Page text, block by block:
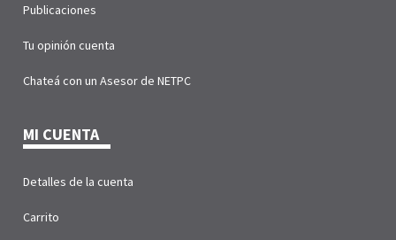
Publicaciones
Tu opinión cuenta
Chateá con un Asesor de NETPC
MI CUENTA
Detalles de la cuenta
Carrito